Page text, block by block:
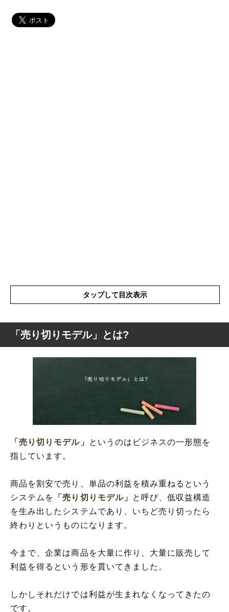
タップして目次表示
「売り切りモデル」の表現の使い方
「売り切りモデル」を使った例文と意味を
解釈
換え
「売り切りモデル」とは?
「売り切りモデル」
というのはビジネスの一形態を
指しています。
商品を割安で売り、単品の利益を積み重ねるという
システムを
「売り切りモデル」
と呼び、低収益構造
を生み出したシステムであり、いちど売り切ったら
終わりというものになります。
今まで、企業は商品を大量に作り、大量に販売して
利益を得るという形を貫いてきました。
しかしそれだけでは利益が生まれなくなってきたの
です。